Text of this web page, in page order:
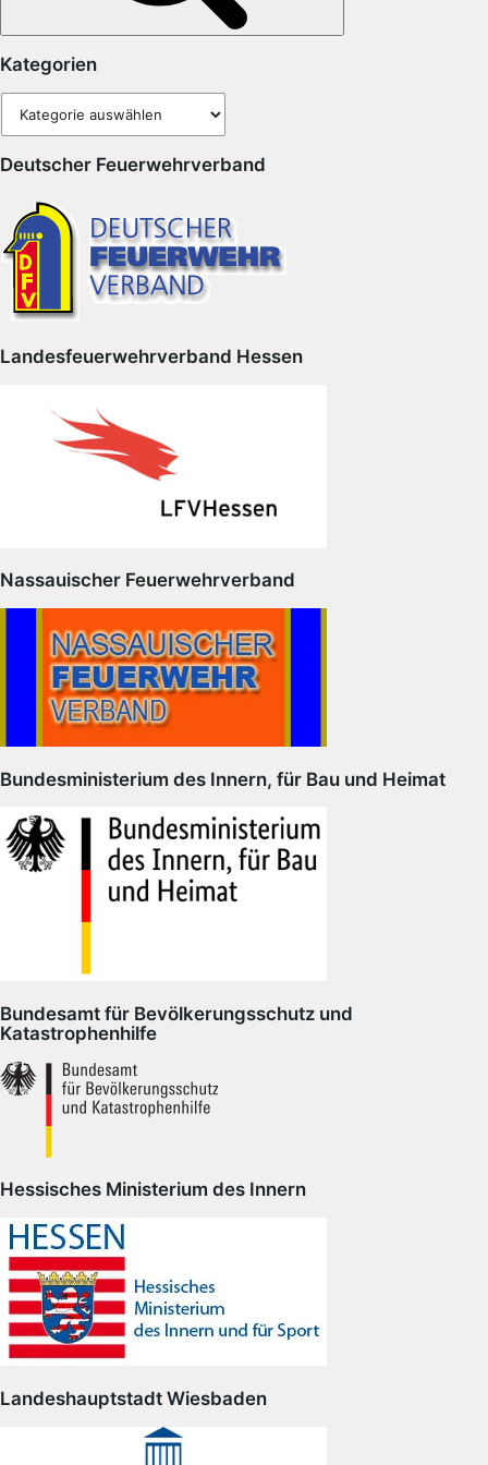
Kategorien
Deutscher Feuerwehrverband
Landesfeuerwehrverband Hessen
Nassauischer Feuerwehrverband
Bundesministerium des Innern, für Bau und Heimat
Bundesamt für Bevölkerungsschutz und
Katastrophenhilfe
Hessisches Ministerium des Innern
Landeshauptstadt Wiesbaden